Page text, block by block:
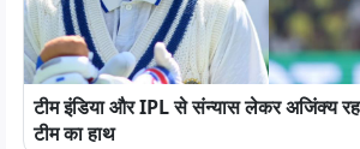
टीम इंडिया और IPL से संन्यास लेकर अजिंक्य
टीम का हाथ